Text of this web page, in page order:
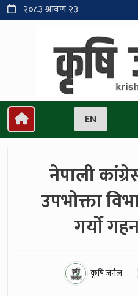
२०८३ श्रावण २३
EN
नेपाली
उपभोक्ता
गर्यो
कृषि जर्नल